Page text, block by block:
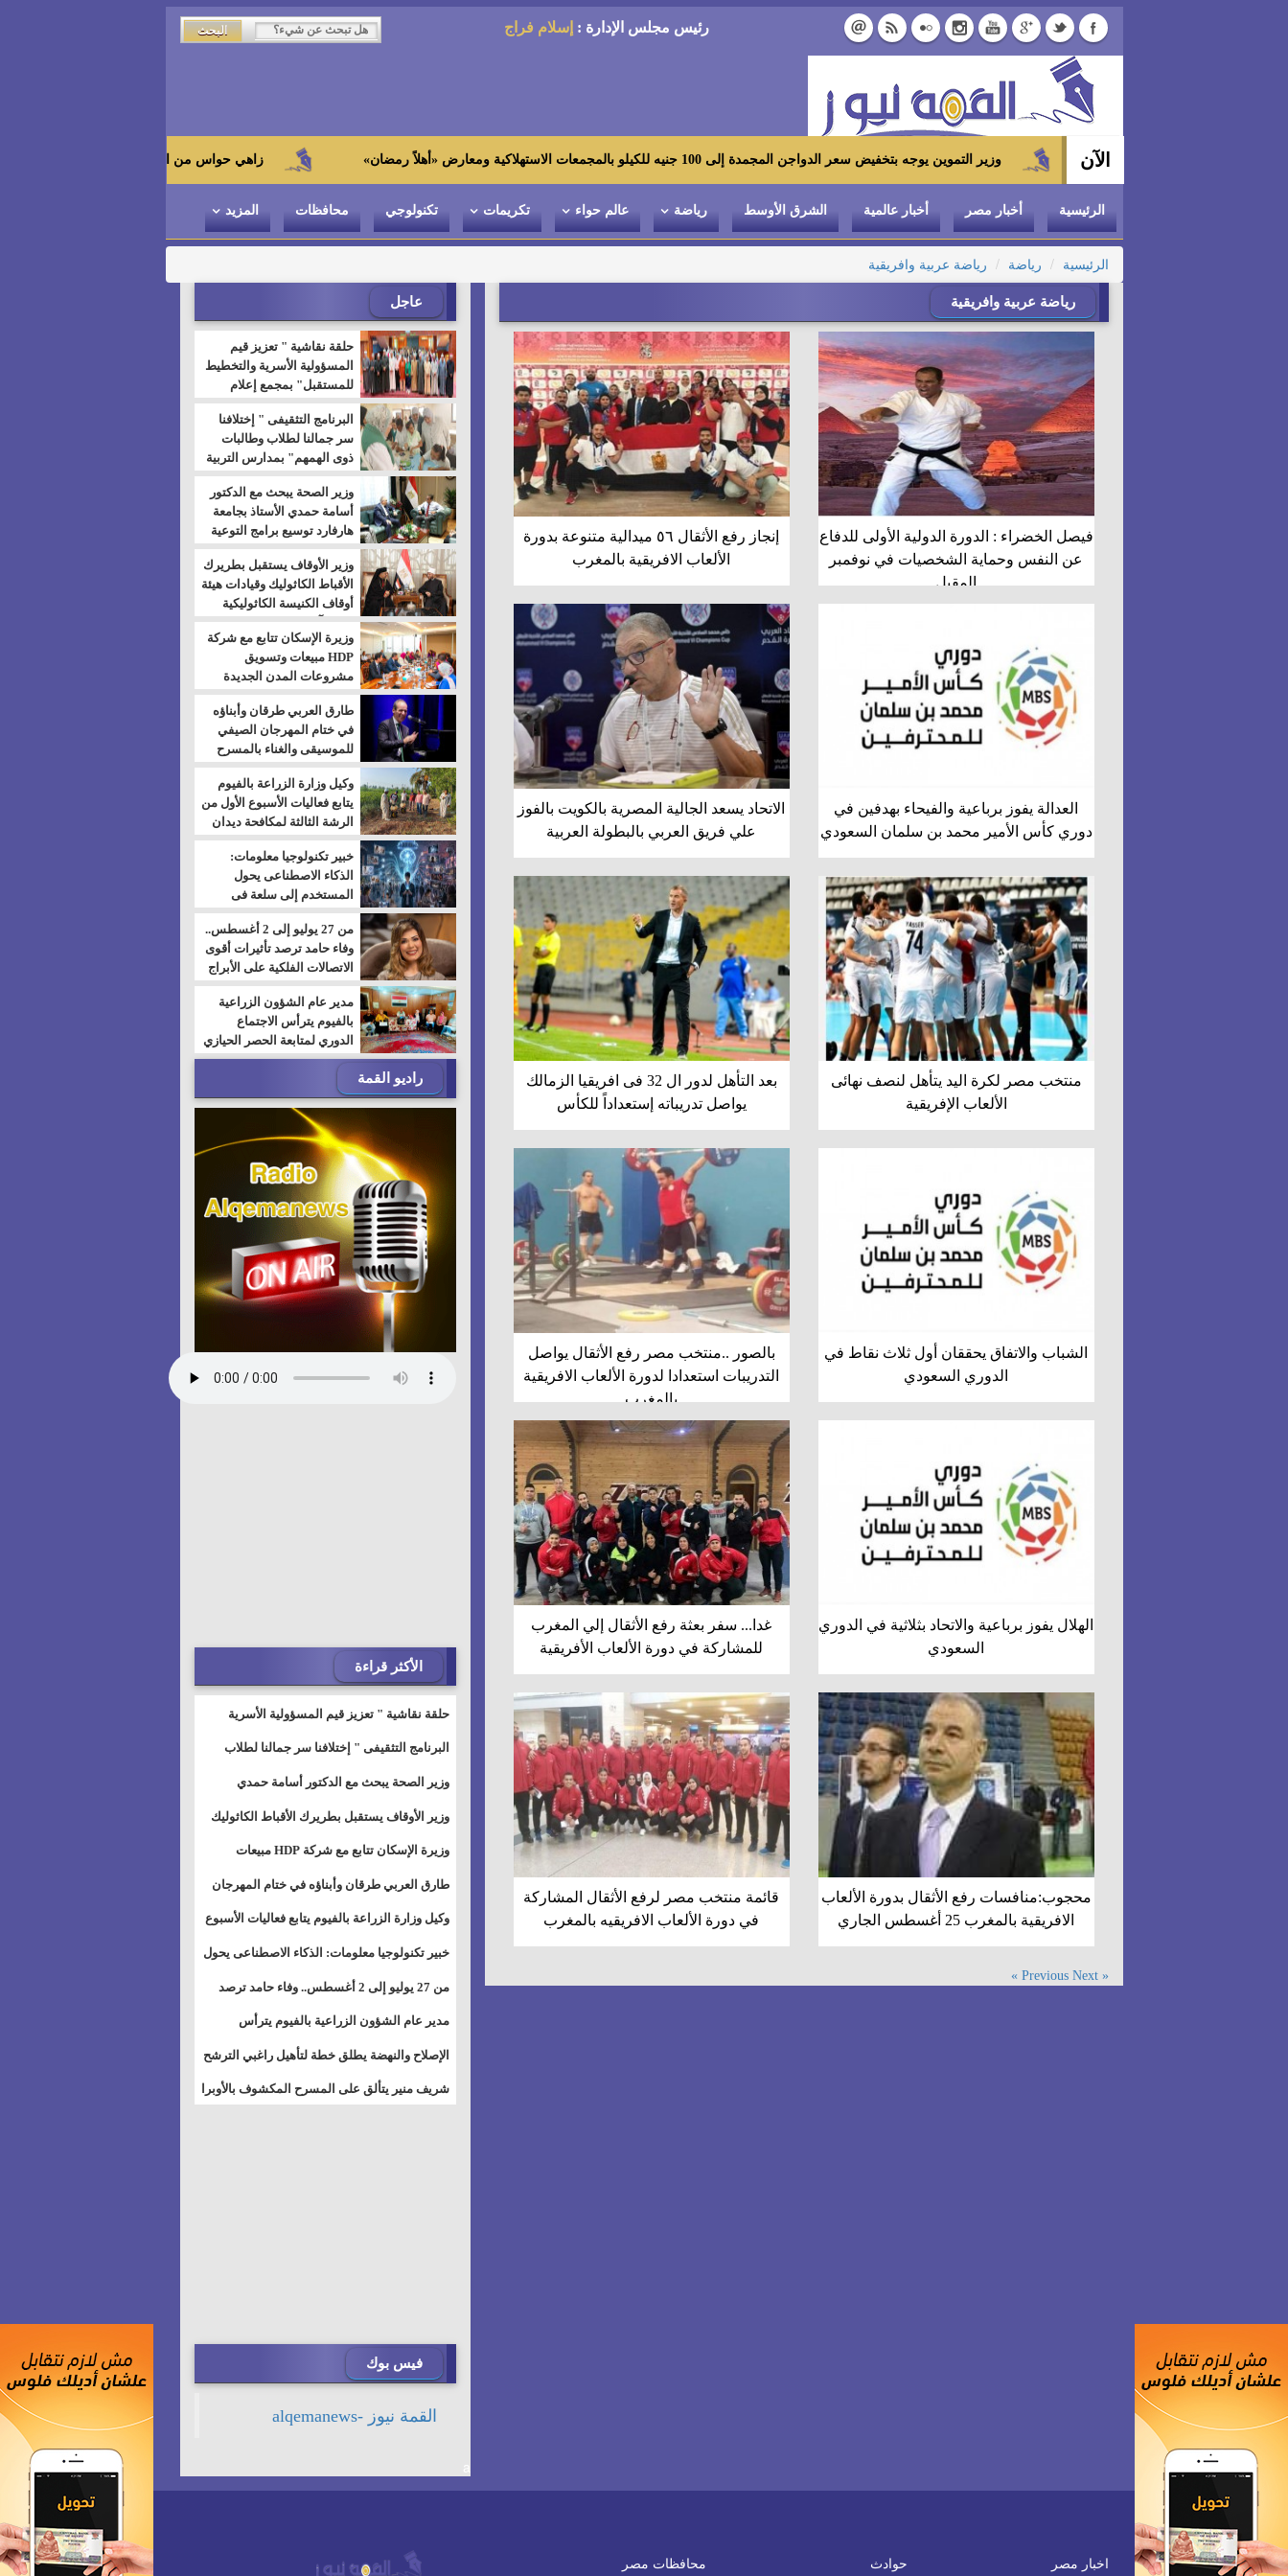
رئيس مجلس الإدارة : إسلام فراج
الآن زاهي حواس من الجامعة اليابانية : "توت عنخ آمون" هو بطل وزير التموين يوجه بتخفيض سعر الدواجن المجمدة إلى 100 جنيه للكيلو بالمجمعات الاستهلاكية ومعارض «أهلاً رمضان»
الرئيسية أخبار مصر أخبار عالمية الشرق الأوسط رياضة عالم حواء تكريمات تكنولوجي محافظات المزيد
الرئيسية رياضة رياضة عربية وافريقية
رياضة عربية وافريقية
فيصل الخضراء : الدورة الدولية الأولى للدفاع
عن النفس وحماية الشخصيات في نوفمبر
المقبل
إنجاز رفع الأثقال ٥٦ ميدالية متنوعة بدورة
الألعاب الافريقية بالمغرب
العدالة يفوز برباعية والفيحاء بهدفين في
دوري كأس الأمير محمد بن سلمان السعودي
الاتحاد يسعد الجالية المصرية بالكويت بالفوز
علي فريق العربي بالبطولة العربية
منتخب مصر لكرة اليد يتأهل لنصف نهائى
الألعاب الإفريقية
بعد التأهل لدور ال 32 فى افريقيا الزمالك
يواصل تدريباته إستعداداً للكأس
الشباب والاتفاق يحققان أول ثلاث نقاط في
الدوري السعودي
بالصور ..منتخب مصر رفع الأثقال يواصل
التدريبات استعدادا لدورة الألعاب الافريقية
بالمغرب
الهلال يفوز برباعية والاتحاد بثلاثية في الدوري
السعودي
غدا... سفر بعثة رفع الأثقال إلي المغرب
للمشاركة في دورة الألعاب الأفريقية
محجوب:منافسات رفع الأثقال بدورة الألعاب
الافريقية بالمغرب 25 أغسطس الجاري
قائمة منتخب مصر لرفع الأثقال المشاركة
في دورة الألعاب الافريقيه بالمغرب
« Previous
Next »
عاجل
حلقة نقاشية " تعزيز قيم
المسؤولية الأسرية والتخطيط
للمستقبل" بمجمع إعلام
السويس
البرنامج التثقيفى " إختلافنا
سر جمالنا لطلاب وطالبات
ذوى الهمهم" بمدارس التربية
الخاصة بالسويس
وزير الصحة يبحث مع الدكتور
أسامة حمدي الأستاذ بجامعة
هارفارد توسيع برامج التوعية
بمرض السكري
وزير الأوقاف يستقبل بطريرك
الأقباط الكاثوليك وقيادات هيئة
أوقاف الكنيسة الكاثوليكية
لبحث آفاق التعاون المشترك
وزيرة الإسكان تتابع مع شركة
HDP مبيعات وتسويق
مشروعات المدن الجديدة
طارق العربي طرقان وأبناؤه
في ختام المهرجان الصيفي
للموسيقى والغناء بالمسرح
المكشوف
وكيل وزارة الزراعة بالفيوم
يتابع فعاليات الأسبوع الأول من
الرشة الثالثة لمكافحة ديدان
اللوز للقطن
خبير تكنولوجيا معلومات:
الذكاء الاصطناعى يحول
المستخدم إلى سلعة فى
اقتصاد الانتباه
من 27 يوليو إلى 2 أغسطس..
وفاء حامد ترصد تأثيرات أقوى
الاتصالات الفلكية على الأبراج
مدير عام الشؤون الزراعية
بالفيوم يترأس الاجتماع
الدوري لمتابعة الحصر الحيازي
الجديدة
راديو القمة
الأكثر قراءة
حلقة نقاشية " تعزيز قيم المسؤولية الأسرية
البرنامج التثقيفى " إختلافنا سر جمالنا لطلاب
وطالبات ذوى الهمهم" بمدارس التربية الخاصة
وزير الصحة يبحث مع الدكتور أسامة حمدي
الأستاذ بجامعة هارفارد توسيع برامج التوعية
وزير الأوقاف يستقبل بطريرك الأقباط الكاثوليك
وزيرة الإسكان تتابع مع شركة HDP مبيعات
وتسويق مشروعات المدن الجديدة
طارق العربي طرقان وأبناؤه في ختام المهرجان
الصيفي للموسيقى والغناء بالمسرح المكشوف
وكيل وزارة الزراعة بالفيوم يتابع فعاليات الأسبوع
خبير تكنولوجيا معلومات: الذكاء الاصطناعى يحول
المستخدم إلى سلعة فى اقتصاد الانتباه
من 27 يوليو إلى 2 أغسطس.. وفاء حامد ترصد
تأثيرات أقوى الاتصالات الفلكية على الأبراج
مدير عام الشؤون الزراعية بالفيوم يترأس
الاجتماع الدوري لمتابعة الحصر الحيازي الجديدة
الإصلاح والنهضة يطلق خطة لتأهيل راغبي الترشح
للمجالس الشعبية المحلية ويستعرض خطط
أماناته بالمحافظات
شريف منير يتألق على المسرح المكشوف بالأوبرا
فيس بوك
a
اخبار مصر حوادث محافظات مصر